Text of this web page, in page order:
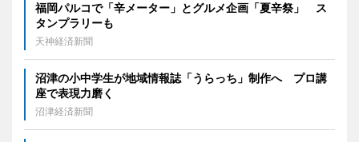
福岡パルコで「辛メーター」とグルメ企画「夏辛祭」 ス
タンプラリーも
天神経済新聞
沼津の小中学生が地域情報誌「うらっち」制作へ プロ講
座で表現力磨く
沼津経済新聞